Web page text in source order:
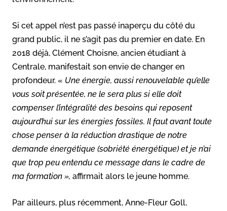
Si cet appel n’est pas passé inaperçu du côté du
grand public, il ne s’agit pas du premier en date. En
2018 déjà, Clément Choisne, ancien étudiant à
Centrale, manifestait son envie de changer en
profondeur. « Une énergie, aussi renouvelable qu’elle
vous soit présentée, ne le sera plus si elle doit
compenser l’intégralité des besoins qui reposent
aujourd’hui sur les énergies fossiles. Il faut avant toute
chose penser à la réduction drastique de notre
demande énergétique (sobriété énergétique) et je n’ai
que trop peu entendu ce message dans le cadre de
ma formation », affirmait alors le jeune homme.
Par ailleurs, plus récemment, Anne-Fleur Goll,